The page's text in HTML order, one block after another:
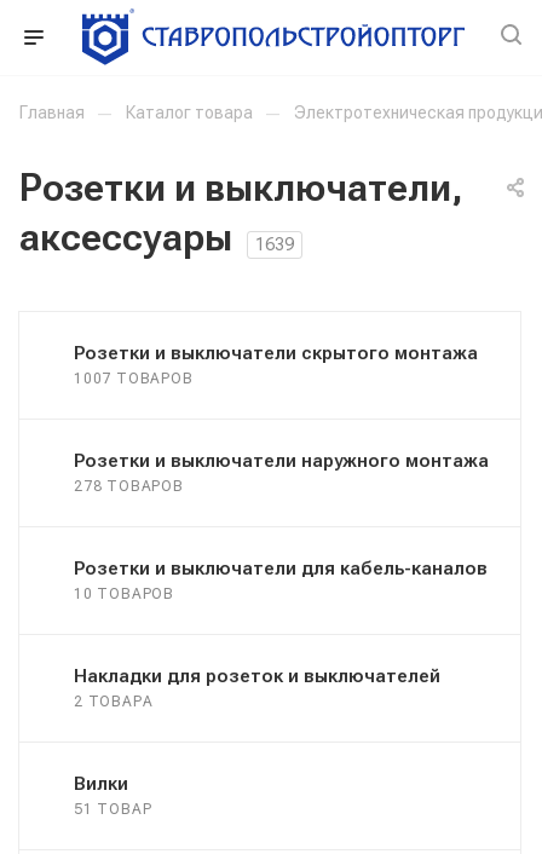
Главная — Каталог товара — Электротехническая
Розетки и выключатели,
аксессуары
1639
Розетки и выключатели скрытого монтажа
1007 ТОВАРОВ
Розетки и выключатели наружного монтажа
278 ТОВАРОВ
Розетки и выключатели для кабель-каналов
10 ТОВАРОВ
Накладки для розеток и выключателей
2 ТОВАРА
Вилки
51 ТОВАР